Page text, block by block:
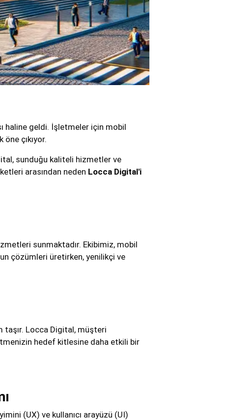
haline geldi. İşletmeler için mobil
çıkıyor.
sunduğu kaliteli hizmetler ve
arasından neden Locca Digital'i
sunmaktadır. Ekibimiz, mobil
çözümleri üretirken, yenilikçi ve
taşır. Locca Digital, müşteri
hedef kitlesine daha etkili bir
(UX) ve kullanıcı arayüzü (UI)